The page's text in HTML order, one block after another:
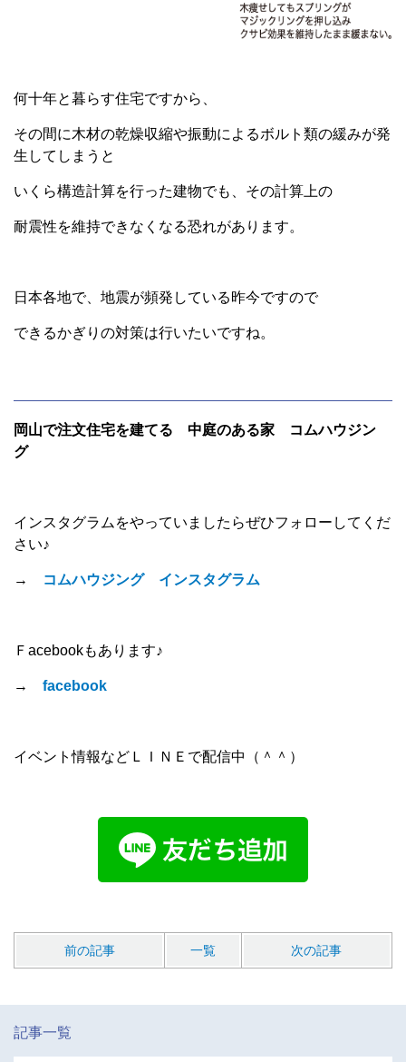
何十年と暮らす住宅ですから、
その間に木材の乾燥収縮や振動によるボルト類の緩みが発
生してしまうと
いくら構造計算を行った建物でも、その計算上の
耐震性を維持できなくなる恐れがあります。
日本各地で、地震が頻発している昨今ですので
できるかぎりの対策は行いたいですね。
岡山で注文住宅を建てる 中庭のある家 コムハウジン
グ
インスタグラムをやっていましたらぜひフォローしてくだ
さい♪
→ コムハウジング インスタグラム
Ｆacebookもあります♪
→ facebook
イベント情報などＬＩＮＥで配信中（＾＾）
前の記事 一覧 次の記事
記事一覧